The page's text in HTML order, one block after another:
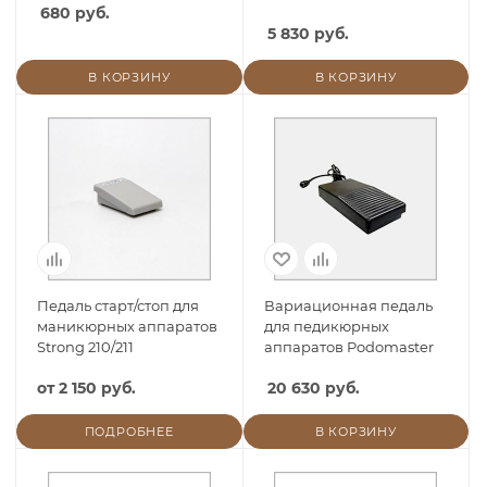
680 руб.
В КОРЗИНУ
5 830 руб.
В КОРЗИНУ
Педаль старт/стоп для
маникюрных аппаратов
Strong 210/211
от2 150 руб.
ПОДРОБНЕЕ
Вариационная педаль
для педикюрных
аппаратов Podomaster
20 630 руб.
В КОРЗИНУ